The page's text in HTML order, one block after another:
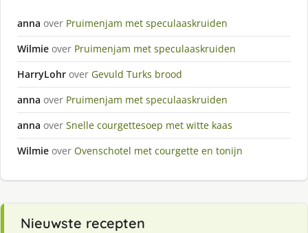
anna over Pruimenjam met speculaaskruiden
Wilmie over Pruimenjam met speculaaskruiden
HarryLohr over Gevuld Turks brood
anna over Pruimenjam met speculaaskruiden
anna over Snelle courgettesoep met witte kaas
Wilmie over Ovenschotel met courgette en tonijn
Nieuwste recepten